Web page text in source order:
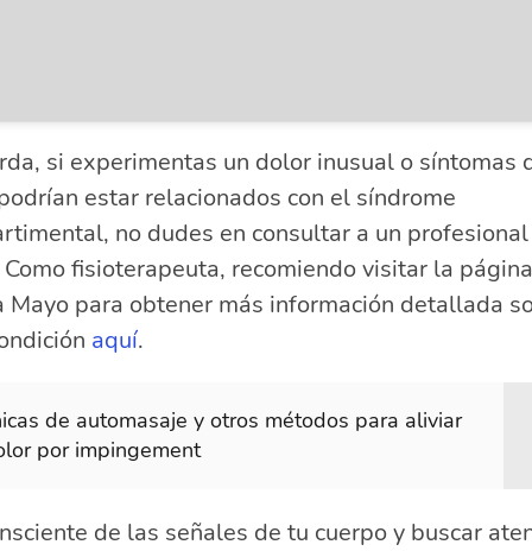
si experimentas un dolor inusual o síntomas
estar relacionados con el síndrome
no dudes en consultar a un
fisioterapeuta, recomiendo visitar la
Mayo para obtener más información detallada
aquí.
de automasaje y otros métodos para aliviar
por impingement
de las señales de tu cuerpo y buscar